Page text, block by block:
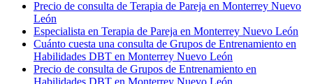
Precio de consulta de Terapia de Pareja en Monterrey Nuevo
León
Especialista en Terapia de Pareja en Monterrey Nuevo León
Cuánto cuesta una consulta de Grupos de Entrenamiento en
Habilidades DBT en Monterrey Nuevo León
Precio de consulta de Grupos de Entrenamiento en